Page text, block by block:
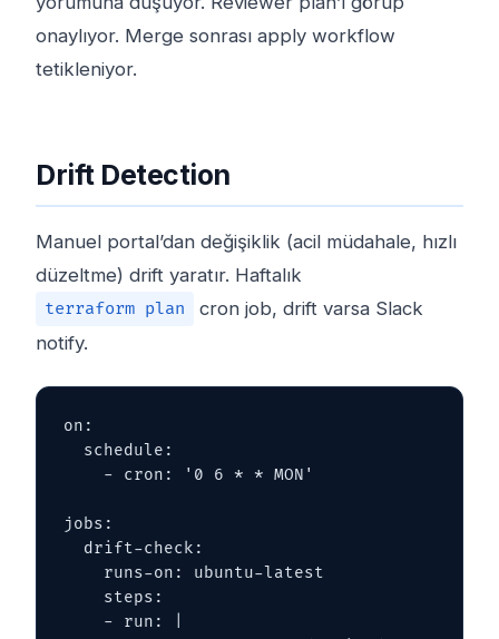
onaylıyor. Merge sonrası apply workflow
tetikleniyor.
Drift Detection
Manuel portal’dan değişiklik (acil müdahale, hızlı
düzeltme) drift yaratır. Haftalık
terraform plan
cron job, drift varsa Slack
notify.
on:
jobs: